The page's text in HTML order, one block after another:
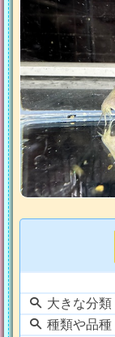
大きな分
種類や品種